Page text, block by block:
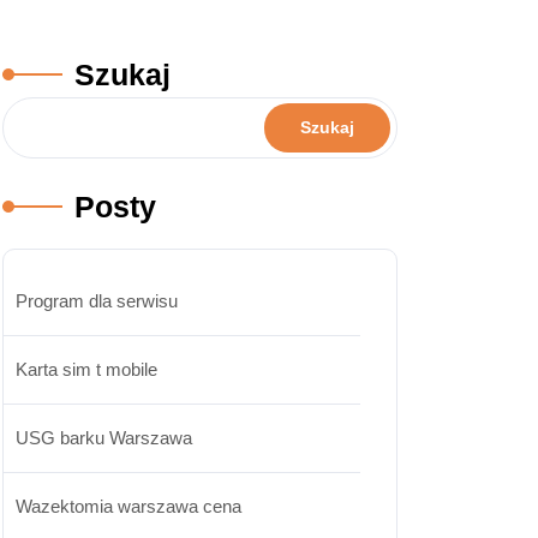
Szukaj
Szukaj
Posty
Program dla serwisu
Karta sim t mobile
USG barku Warszawa
Wazektomia warszawa cena